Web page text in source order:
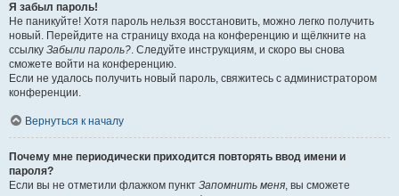
Я забыл пароль!
Не паникуйте! Хотя пароль нельзя восстановить, можно легко получить
новый. Перейдите на страницу входа на конференцию и щёлкните на
ссылку Забыли пароль?. Следуйте инструкциям, и скоро вы снова
сможете войти на конференцию.
Если не удалось получить новый пароль, свяжитесь с администратором
конференции.
Вернуться к началу
Почему мне периодически приходится повторять ввод имени и
пароля?
Если вы не отметили флажком пункт Запомнить меня, вы сможете